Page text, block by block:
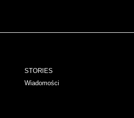
STORIES
Wiadomości